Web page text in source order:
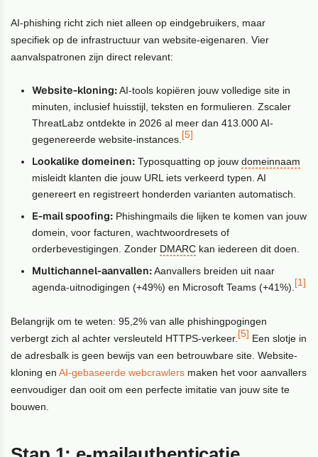
AI-phishing richt zich niet alleen op eindgebruikers, maar
specifiek op de infrastructuur van website-eigenaren. Vier
aanvalspatronen zijn direct relevant:
Website-kloning:AI-tools kopiëren jouw volledige site in
minuten, inclusief huisstijl, teksten en formulieren. Zscaler
ThreatLabz ontdekte in 2026 al meer dan 413.000 AI-
gegenereerde website-instances. [5]
Lookalike domeinen: Typosquatting op jouwdomeinnaam
misleidt klanten die jouw URL iets verkeerd typen. AI
genereert en registreert honderden varianten automatisch.
E-mail spoofing: Phishingmails die lijken te komen van jouw
domein, voor facturen, wachtwoordresets of
orderbevestigingen. Zonder DMARC kan iedereen dit doen.
Multichannel-aanvallen:Aanvallers breiden uit naar
agenda-uitnodigingen (+49%) en Microsoft Teams (+41%). [1]
Belangrijk om te weten: 95,2% van alle phishingpogingen
verbergt zich al achter versleuteld HTTPS-verkeer. [5] Een slotje in
de adresbalk is geen bewijs van een betrouwbare site. Website-
kloning enAI-gebaseerde webcrawlers maken het voor aanvallers
eenvoudiger dan ooit om een perfecte imitatie van jouw site te
bouwen.